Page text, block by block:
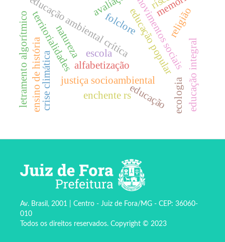
educação ambiental críticamovimentos sociais
justiça socioambiental
educação popular educação integral
territorialidadesalfabetização
crise climática
letramento algorítmico educação
escola
ecologia
religião
ensino de história enchente rs
folclore
natureza
Av. Brasil, 2001 | Centro - Juiz de Fora/MG - CEP: 36060-
010
Todos os direitos reservados. Copyright © 2023